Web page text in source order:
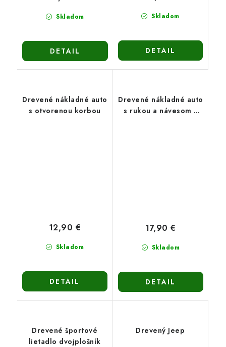
Skladom
DETAIL
Skladom
DETAIL
Drevené nákladné auto
s otvorenou korbou
Skladom
12,90 €
DETAIL
Drevené nákladné auto
s rukou a návesom s
Skladom
17,90 €
DETAIL
Drevené športové
lietadlo dvojplošník
Drevený Jeep